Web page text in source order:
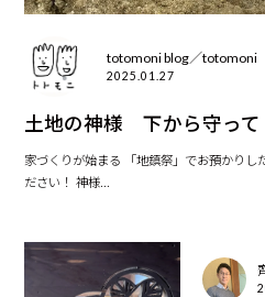
totomoni blog／totomoni
2025.01.27
土地の神様 下から守って
家づくりが始まる 「地鎮祭」でお預かりし
ださい！ 神様...